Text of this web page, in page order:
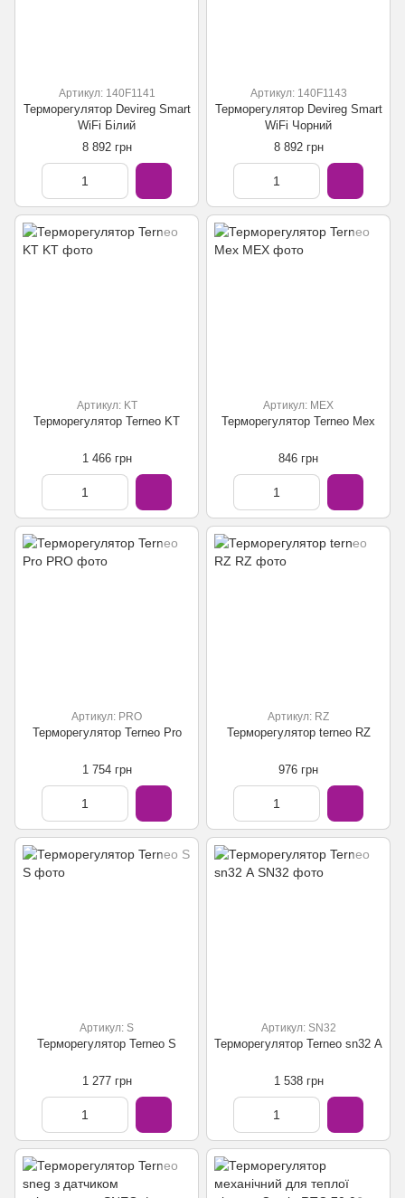
Артикул: 140F1141
Терморегулятор Devireg Smart
WiFi Білий
8 892 грн
Артикул: 140F1143
Терморегулятор Devireg Smart
WiFi Чорний
8 892 грн
Артикул: KT
Терморегулятор Terneo KT
1 466 грн
Артикул: MEX
Терморегулятор Terneo Mex
846 грн
Артикул: PRO
Терморегулятор Terneo Pro
1 754 грн
Артикул: RZ
Терморегулятор terneo RZ
976 грн
Артикул: S
Терморегулятор Terneo S
1 277 грн
Артикул: SN32
Терморегулятор Terneo sn32 А
1 538 грн